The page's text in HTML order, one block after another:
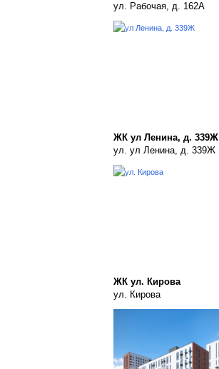
ул. Рабочая, д. 162А
ЖК ул Ленина, д. 339Ж
ул. ул Ленина, д. 339Ж
ЖК ул. Кирова
ул. Кирова